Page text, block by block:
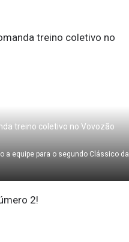
treino coletivo no Vovozão
a equipe para o segundo Clássico da